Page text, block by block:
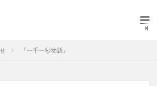
『一千一秒物語』